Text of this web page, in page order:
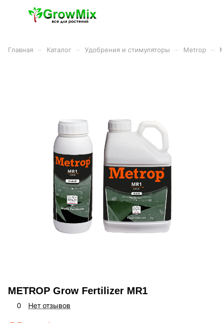
Главная Каталог Удобрения и стимуляторы Metrop
METROP Grow Fertilizer MR1
0 Нет отзывов